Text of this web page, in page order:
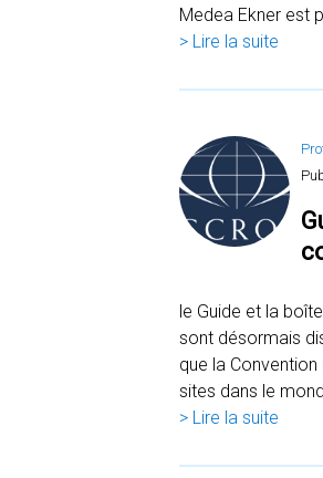
Medea Ekner est
> Lire la suite
le Guide et la
sont désormais
que la
sites dans le
> Lire la suite